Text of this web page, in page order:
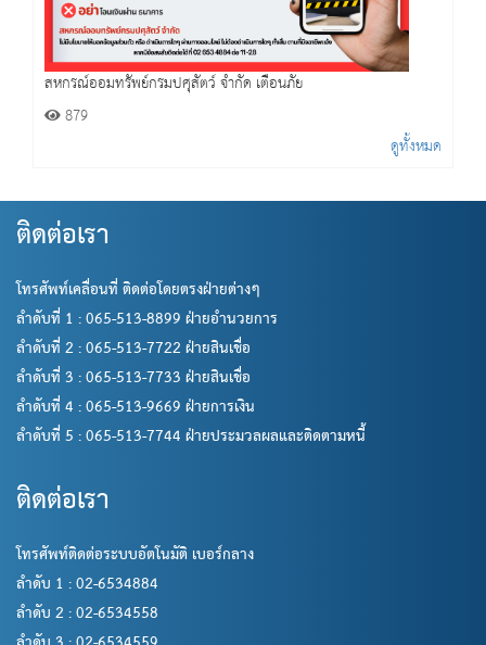
สหกรณ์ออมทรัพย์กรมปศุสัตว์ จำกัด เตือนภัย
879
ดูทั้งหมด
ติดต่อเรา
โทรศัพท์เคลื่อนที่ ติดต่อโดยตรงฝ่ายต่างๆ
ลำดับที่ 1 : 065-513-8899 ฝ่ายอำนวยการ
ลำดับที่ 2 : 065-513-7722 ฝ่ายสินเชื่อ
ลำดับที่ 3 : 065-513-7733 ฝ่ายสินเชื่อ
ลำดับที่ 4 : 065-513-9669 ฝ่ายการเงิน
ลำดับที่ 5 : 065-513-7744 ฝ่ายประมวลผลและติดตามหนี้
ติดต่อเรา
โทรศัพท์ติดต่อระบบอัตโนมัติ เบอร์กลาง
ลำดับ 1 : 02-6534884
ลำดับ 2 : 02-6534558